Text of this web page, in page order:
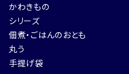
かわきもの
シリーズ
佃煮・ごはんのおとも
丸う
手提げ袋